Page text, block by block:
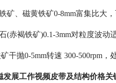
矿、磁黄铁矿0-8mm富集比大
(赤褐铁矿)0.1-3mm对粒度波动
干抛0-5mm转速 300-500rpm
展工作视频皮带及结构价格关